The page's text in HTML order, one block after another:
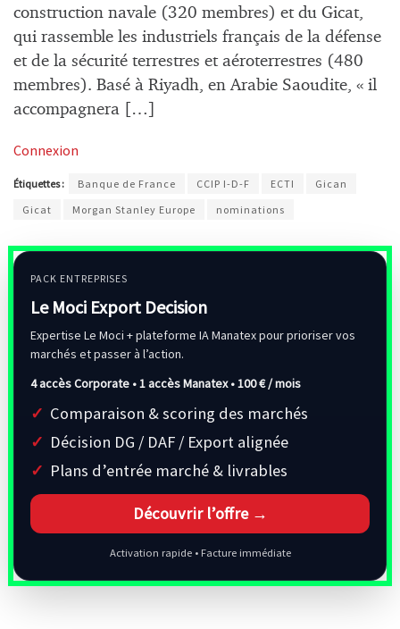
construction navale (320 membres) et du Gicat,
qui rassemble les industriels français de la défense
et de la sécurité terrestres et aéroterrestres (480
membres). Basé à Riyadh, en Arabie Saoudite, « il
accompagnera […]
Connexion
Étiquettes : Banque de France CCIP I-D-F ECTI
Gican
Gicat
Morgan Stanley Europe nominations
PACK ENTREPRISES
Le Moci Export Decision
Expertise Le Moci + plateforme IA Manatex pour prioriser vos
marchés et passer à l’action.
4 accès Corporate • 1 accès Manatex •100 € / mois
Comparaison & scoring des marchés
Décision DG / DAF / Export alignée
Plans d’entrée marché & livrables
Découvrir l’offre →
Activation rapide • Facture immédiate